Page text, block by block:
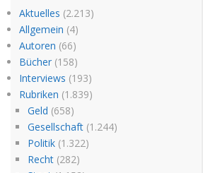
Aktuelles (2.213)
Allgemein (4)
Autoren (66)
Bücher(158)
Interviews (193)
Rubriken (1.839)
Geld (658)
Gesellschaft(1.244)
Politik(1.322)
Recht(282)